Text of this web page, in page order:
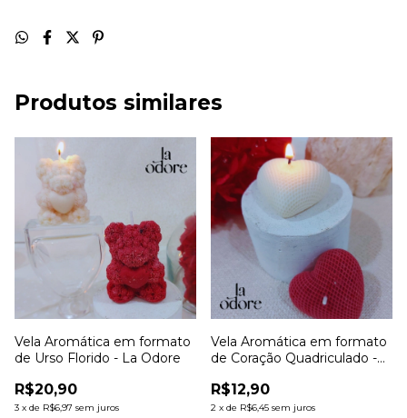
Produtos similares
Vela Aromática em formato
de Urso Florido - La Odore
R$20,90
3 x de R$6,97 sem juros
Vela Aromática em formato
de Coração Quadriculado -
R$12,90
2 x de R$6,45 sem juros